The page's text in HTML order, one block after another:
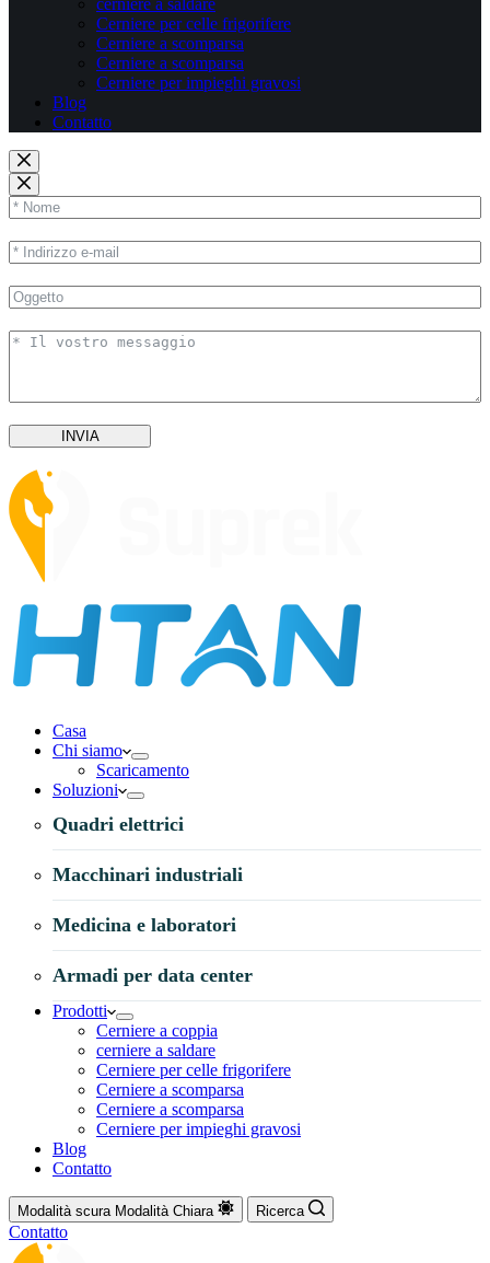
cerniere a saldare
Cerniere per celle frigorifere
Cerniere a scomparsa
Cerniere a scomparsa
Cerniere per impieghi gravosi
Blog
Contatto
INVIA
Casa
Chi siamo
Scaricamento
Soluzioni
Quadri elettrici
Macchinari industriali
Medicina e laboratori
Armadi per data center
Prodotti
Cerniere a coppia
cerniere a saldare
Cerniere per celle frigorifere
Cerniere a scomparsa
Cerniere a scomparsa
Cerniere per impieghi gravosi
Blog
Contatto
Modalità scura Modalità Chiara Ricerca
Contatto